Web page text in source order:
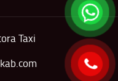
Taxi